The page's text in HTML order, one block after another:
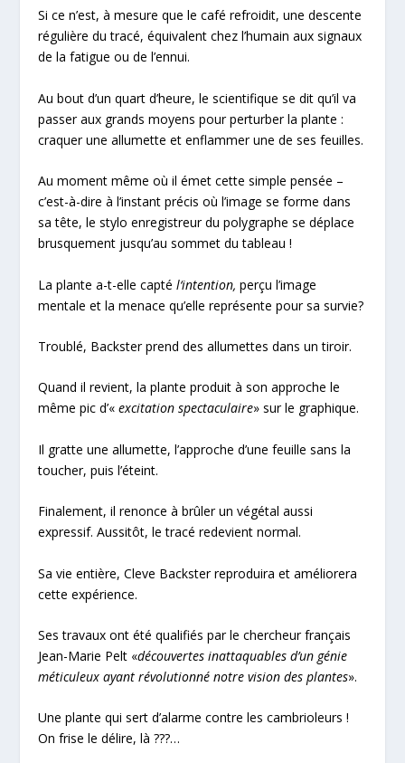
Si ce n’est, à mesure que le café refroidit, une descente
régulière du tracé, équivalent chez l’humain aux signaux
de la fatigue ou de l’ennui.
Au bout d’un quart d’heure, le scientifique se dit qu’il va
passer aux grands moyens pour perturber la plante :
craquer une allumette et enflammer une de ses feuilles.
Au moment même où il émet cette simple pensée –
c’est-à-dire à l’instant précis où l’image se forme dans
sa tête, le stylo enregistreur du polygraphe se déplace
brusquement jusqu’au sommet du tableau !
La plante a-t-elle captél‘intention,perçu l’image
mentale et la menace qu’elle représente pour sa survie?
Troublé, Backster prend des allumettes dans un tiroir.
Quand il revient, la plante produit à son approche le
même pic d’«excitation spectaculaire» sur le graphique.
Il gratte une allumette, l’approche d’une feuille sans la
toucher, puis l’éteint.
Finalement, il renonce à brûler un végétal aussi
expressif. Aussitôt, le tracé redevient normal.
Sa vie entière, Cleve Backster reproduira et améliorera
cette expérience.
Ses travaux ont été qualifiés par le chercheur français
Jean-Marie Pelt «découvertes inattaquables d’un génie
méticuleux ayant révolutionné notre vision des plantes».
Une plante qui sert d’alarme contre les cambrioleurs !
On frise le délire, là ???…